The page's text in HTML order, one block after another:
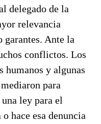
delegado de la
relevancia
Ante la
conflictos. Los
humanos y algunas
para
ley para el
hace esa denuncia